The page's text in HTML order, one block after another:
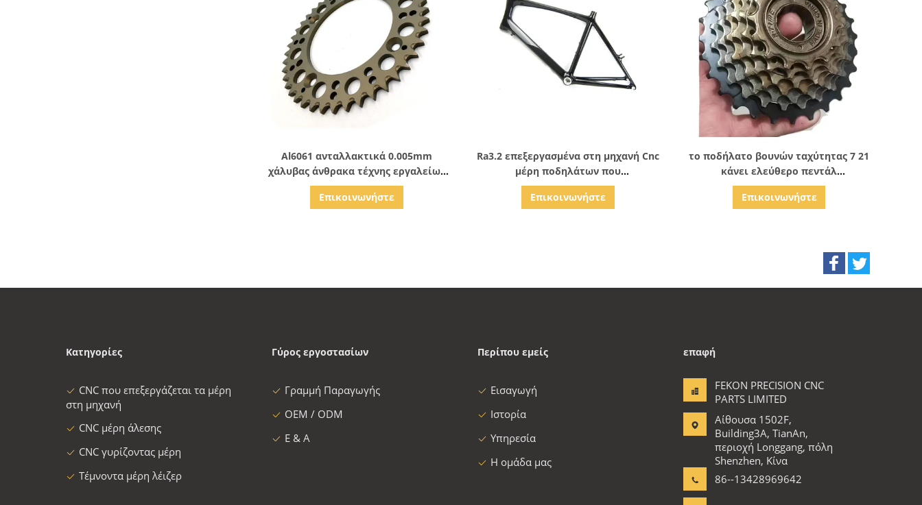
Al6061 ανταλλακτικά 0.005mm
χάλυβας άνθρακα τέχνης εργαλείων
ποδηλάτων 4140 ποδηλάτων
Επικοινωνήστε
Ra3.2 επεξεργασμένα στη μηχανή Cnc
μέρη ποδηλάτων που
επιμεταλλώνουν με ηλεκτρόλυση
τον ηλεκτρικό Μαύρο πλαισίων
Επικοινωνήστε
το ποδήλατο βουνών ταχύτητας 7 21
κάνει ελεύθερο πεντάλ
ανταλλακτικά ποδηλάτων 108mm
για MTB
Επικοινωνήστε
Κατηγορίες
CNC που επεξεργάζεται τα μέρη
στη μηχανή
CNC μέρη άλεσης
CNC γυρίζοντας μέρη
Τέμνοντα μέρη λέιζερ
Γύρος εργοστασίων
Γραμμή Παραγωγής
OEM / ODM
Ε & Α
Περίπου εμείς
Εισαγωγή
Ιστορία
Υπηρεσία
Η ομάδα μας
επαφή
FEKON PRECISION CNC
PARTS LIMITED
Αίθουσα 1502F,
Building3A, TianAn,
περιοχή Longgang, πόλη
Shenzhen, Κίνα
86--13428969642